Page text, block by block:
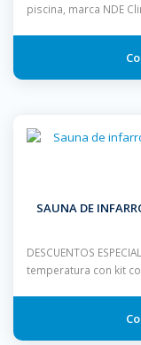
piscina, marca NDE
SAUNA DE
DESCUENTOS
temperatura con kit